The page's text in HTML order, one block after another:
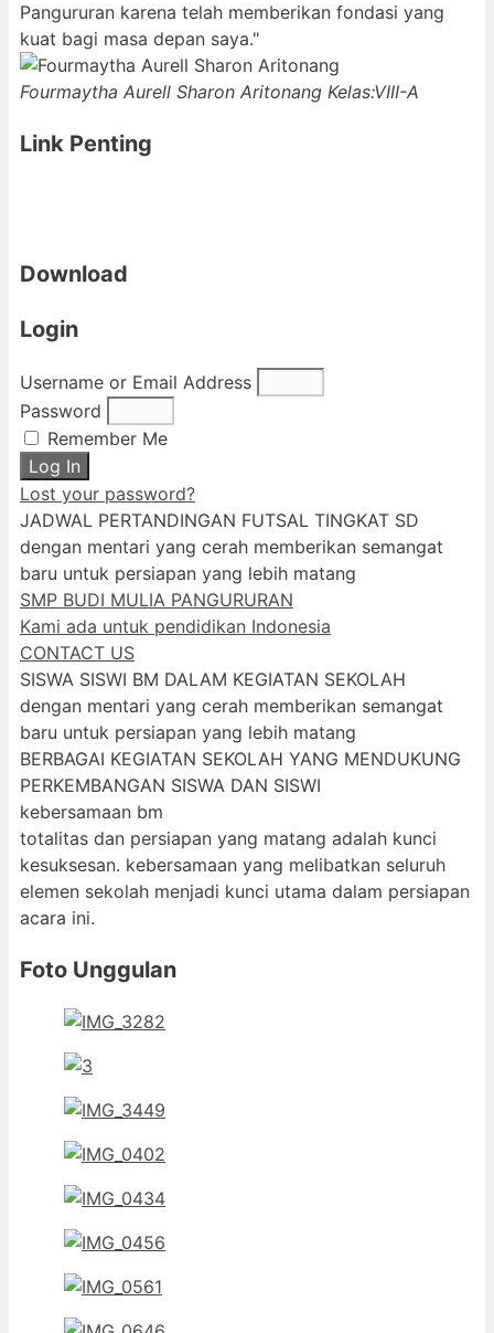
Pangururan karena telah memberikan fondasi yang
kuat bagi masa depan saya."
Fourmaytha Aurell Sharon Aritonang Kelas:VIII-A
Link Penting
Download
Login
Username or Email Address
Password
Remember Me
Log In
Lost your password?
JADWAL PERTANDINGAN FUTSAL TINGKAT SD
dengan mentari yang cerah memberikan semangat
baru untuk persiapan yang lebih matang
SMP BUDI MULIA PANGURURAN
Kami ada untuk pendidikan Indonesia
CONTACT US
SISWA SISWI BM DALAM KEGIATAN SEKOLAH
dengan mentari yang cerah memberikan semangat
baru untuk persiapan yang lebih matang
BERBAGAI KEGIATAN SEKOLAH YANG MENDUKUNG
PERKEMBANGAN SISWA DAN SISWI
kebersamaan bm
totalitas dan persiapan yang matang adalah kunci
kesuksesan. kebersamaan yang melibatkan seluruh
elemen sekolah menjadi kunci utama dalam persiapan
acara ini.
Foto Unggulan